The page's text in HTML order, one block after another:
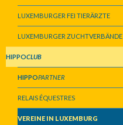
LUXEMBURGER FEI TIERÄRZTE
LUXEMBURGER ZUCHTVERBÄNDE
HIPPOCLUB
HIPPOPARTNER
RELAIS ÉQUESTRES
VEREINE IN LUXEMBURG